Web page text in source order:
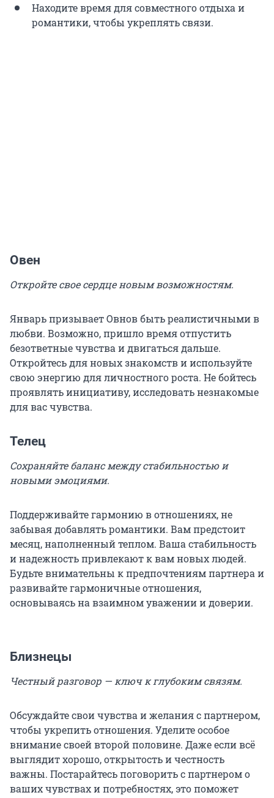
Находите время для совместного отдыха и
романтики, чтобы укреплять связи.
Овен
Откройте свое сердце новым возможностям.
Январь призывает Овнов быть реалистичными в
любви. Возможно, пришло время отпустить
безответные чувства и двигаться дальше.
Откройтесь для новых знакомств и используйте
свою энергию для личностного роста. Не бойтесь
проявлять инициативу, исследовать незнакомые
для вас чувства.
Телец
Сохраняйте баланс между стабильностью и
новыми эмоциями.
Поддерживайте гармонию в отношениях, не
забывая добавлять романтики. Вам предстоит
месяц, наполненный теплом. Ваша стабильность
и надежность привлекают к вам новых людей.
Будьте внимательны к предпочтениям партнера и
развивайте гармоничные отношения,
основываясь на взаимном уважении и доверии.
Близнецы
Честный разговор — ключ к глубоким связям.
Обсуждайте свои чувства и желания с партнером,
чтобы укрепить отношения. Уделите особое
внимание своей второй половине. Даже если всё
выглядит хорошо, открытость и честность
важны. Постарайтесь поговорить с партнером о
ваших чувствах и потребностях, это поможет